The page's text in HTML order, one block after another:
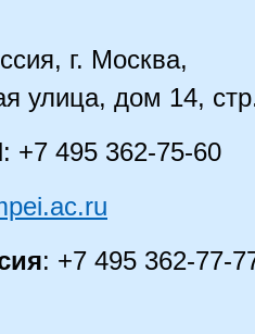
г. Москва,
улица, дом 14,
: +7 495 362-75-60
: +7 495 362-77-